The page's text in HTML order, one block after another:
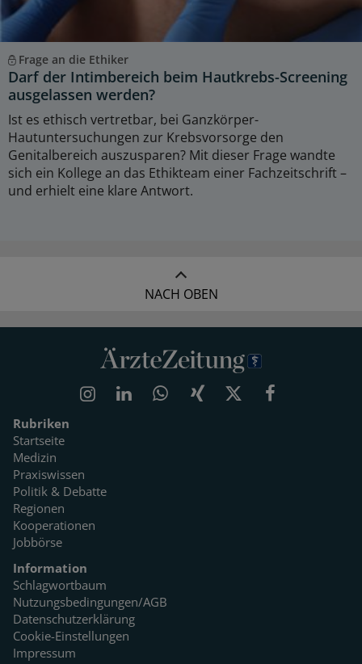
Frage an die Ethiker
Darf der Intimbereich beim Hautkrebs-Screening
ausgelassen werden?
Ist es ethisch vertretbar, bei Ganzkörper-
Hautuntersuchungen zur Krebsvorsorge den
Genitalbereich auszusparen? Mit dieser Frage wandte
sich ein Kollege an das Ethikteam einer Fachzeitschrift –
und erhielt eine klare Antwort.
NACH OBEN
Rubriken
Startseite
Medizin
Praxiswissen
Politik & Debatte
Regionen
Kooperationen
Jobbörse
Information
Schlagwortbaum
Nutzungsbedingungen/AGB
Datenschutzerklärung
Cookie-Einstellungen
Impressum